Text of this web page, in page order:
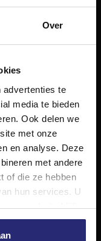
Over
advertenties te
media te bieden
Ook delen we
met onze
en analyse. Deze
met andere
of die ze hebben
hun services. U
website blijft